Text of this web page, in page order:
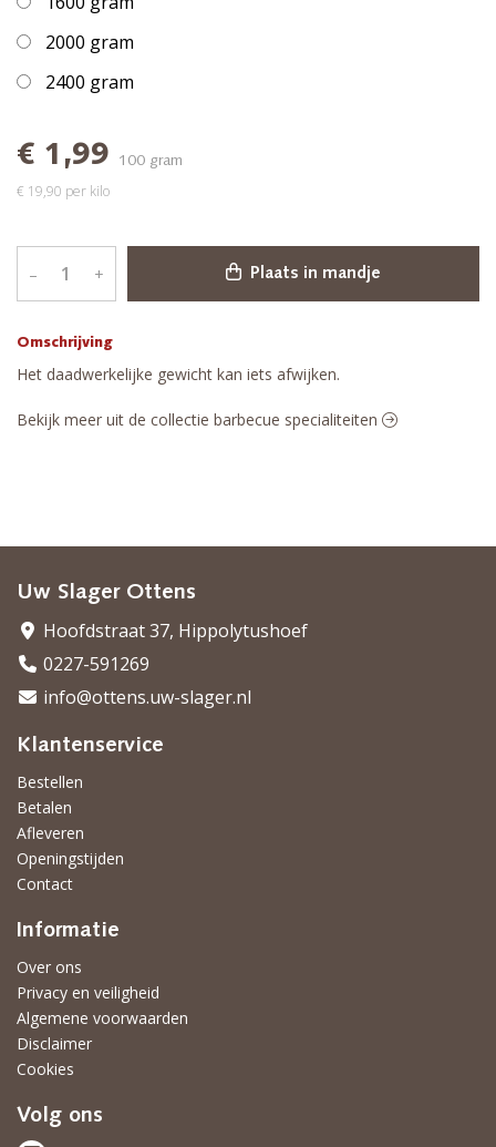
Omschrijving
Het daadwerkelijke gewicht kan iets afwijken.
2000 gram
2400 gram
€ 1,99 100 gram
€ 19,90 per kilo
– + Plaats in mandje
Bekijk meer uit de collectie barbecue specialiteiten
Uw Slager Ottens
Hoofdstraat 37, Hippolytushoef
0227-591269
info@ottens.uw-slager.nl
Klantenservice
Bestellen
Betalen
Afleveren
Openingstijden
Contact
Informatie
Over ons
Privacy en veiligheid
Algemene voorwaarden
Disclaimer
Cookies
Volg ons